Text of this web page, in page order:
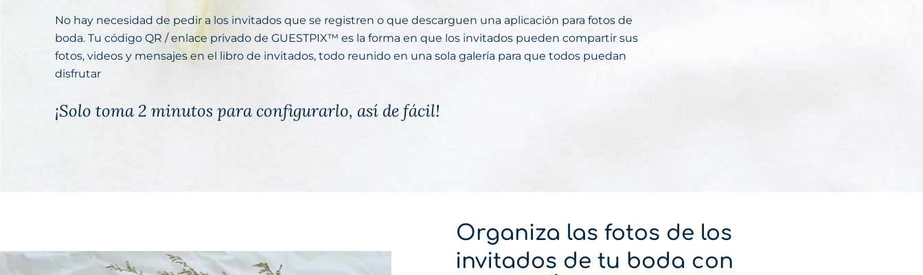
No hay necesidad de pedir a los invitados que se registren o que descarguen una aplicación para fotos de
boda. Tu código QR / enlace privado de GUESTPIX™ es la forma en que los invitados pueden compartir sus
fotos, videos y mensajes en el libro de invitados, todo reunido en una sola galería para que todos puedan
disfrutar
¡Solo toma 2 minutos para configurarlo, así de fácil!
Organiza las fotos de los
invitados de tu boda con